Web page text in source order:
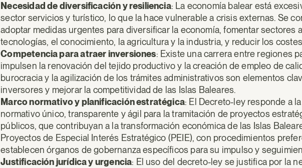
Necesidad de diversificación y resiliencia: La economía balear está
sector servicios y turístico, lo que la hace vulnerable a crisis externas. Se
adoptar medidas urgentes para diversificar la economía, fomentar sectores
tecnologías, el conocimiento, la agricultura y la industria, y reducir los
Competencia para atraer inversiones: Existe una carrera entre regiones
impulsen la renovación del tejido productivo y la creación de empleo de
burocracia y la agilización de los trámites administrativos son elementos
inversores y mejorar la competitividad de las Islas Baleares.
Marco normativo y planificación estratégica: El Decreto-ley responde a
normativo único, transparente y ágil para la tramitación de proyectos
públicos, que contribuyan a la transformación económica de las Islas
Proyectos de Especial Interés Estratégico (PEIE), con procedimientos
establecen órganos de gobernanza específicos para su impulso y
Justificación jurídica y urgencia: El uso del decreto-ley se justifica por la